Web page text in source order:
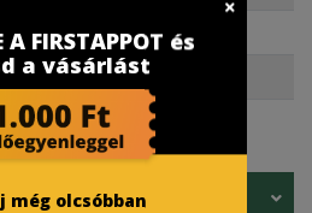
Érintőképernyős
Type-C
5G
A FIRSTAPPOT és
a vásárlást
még olcsóbban